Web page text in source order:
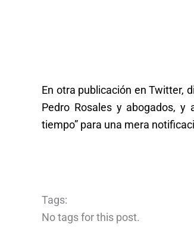
En otra publicación en Twitter,
Pedro Rosales y abogados, y
tiempo” para una mera
Tags:
No tags for this post.